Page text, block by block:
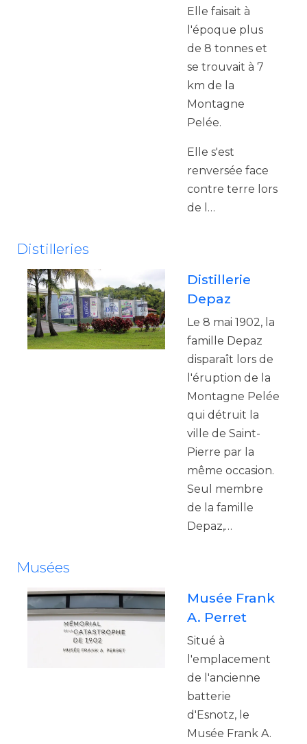
Elle faisait à
l'époque plus
de 8 tonnes et
se trouvait à 7
km de la
Montagne
Pelée.
Elle s'est
renversée face
contre terre lors
de l…
Distilleries
Distillerie
Depaz
Le 8 mai 1902, la
famille Depaz
disparaît lors de
l'éruption de la
Montagne Pelée
qui détruit la
ville de Saint-
Pierre par la
même occasion.
Seul membre
de la famille
Depaz,…
Musées
Musée Frank
A. Perret
Situé à
l'emplacement
de l'ancienne
batterie
d'Esnotz, le
Musée Frank A.